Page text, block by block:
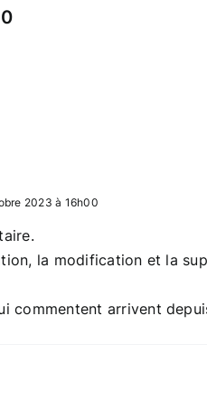
2023 à 16h00
la modification et la
commentent arrivent